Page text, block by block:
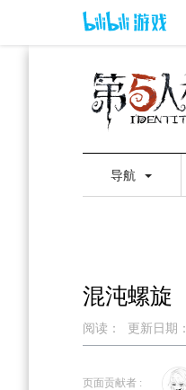
导航
混沌螺旋
阅读： 更新日期：
到
到
页面贡献者 :